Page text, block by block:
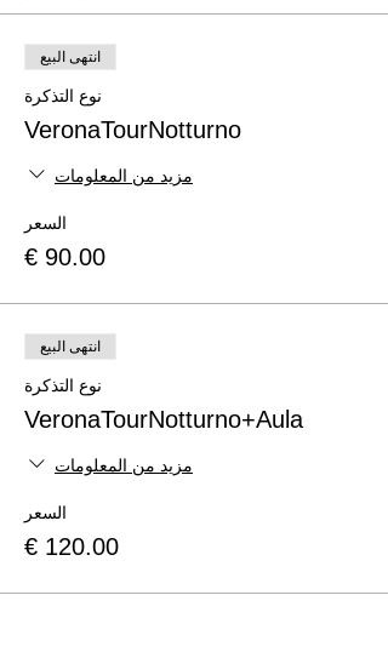
انتهى البيع
نوع التذكرة
VeronaTourNotturno
مزيد من المعلومات
السعر
انتهى البيع
نوع التذكرة
VeronaTourNotturno+Aula
مزيد من المعلومات
السعر